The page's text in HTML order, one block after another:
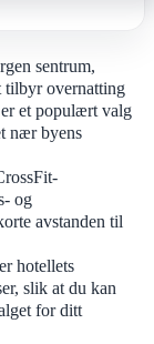
sentrum,
tilbyr overnatting
et populært valg
nær byens
og
avstanden til
hotellets
slik at du kan
for ditt